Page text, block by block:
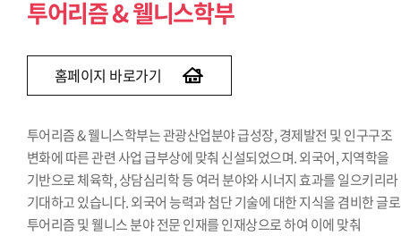
투어리즘 & 웰니스학부
홈페이지 바로가기
투어리즘 & 웰니스학부는 관광산업분야 급성장, 경제발전 및 인구구조
변화에 따른 관련 사업 급부상에 맞춰 신설되었으며. 외국어, 지역학을
기반으로 체육학, 상담심리학 등 여러 분야와 시너지 효과를 일으키리라
기대하고 있습니다. 외국어 능력과 첨단 기술에 대한 지식을 겸비한 글
투어리즘 및 웰니스 분야 전문 인재를 인재상으로 하여 이에 맞춰